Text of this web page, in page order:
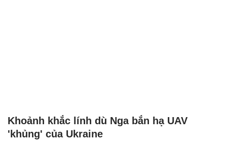
Khoảnh khắc lính dù Nga bắn hạ UAV
'khủng' của Ukraine